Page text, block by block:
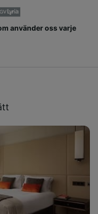
använder oss varje